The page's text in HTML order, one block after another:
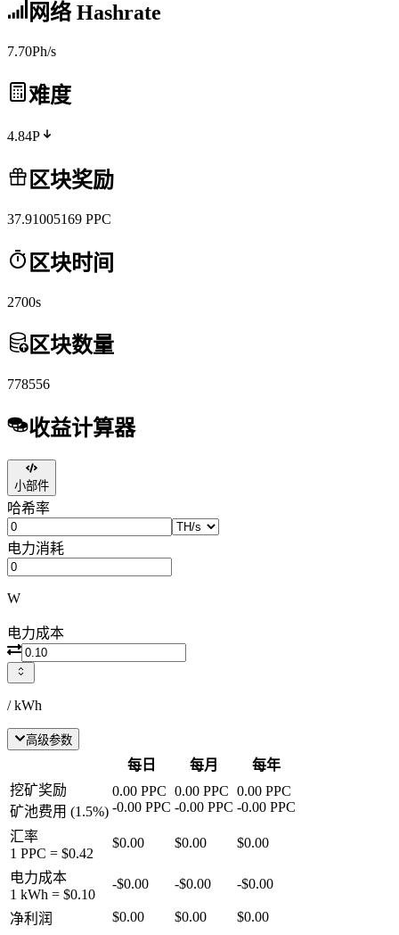
网络 Hashrate
7.70Ph/s
难度
4.84P
区块奖励
37.91005169 PPC
区块时间
2700s
区块数量
778556
收益计算器
小部件
哈希率
电力消耗
W
电力成本
/ kWh
高级参数
每日 每月
每年
挖矿奖励
矿池费用 (1.5%)
0.00 PPC
-0.00 PPC
0.00 PPC
-0.00 PPC
0.00 PPC
-0.00 PPC
汇率
1 PPC = $0.42
$0.00 $0.00 $0.00
电力成本
1 kWh = $0.10
-$0.00 -$0.00 -$0.00
净利润 $0.00 $0.00 $0.00